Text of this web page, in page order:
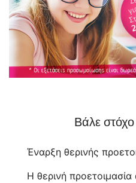
Βάλε στόχο
Έναρξη θερινής
Η θερινή προετοιμασία